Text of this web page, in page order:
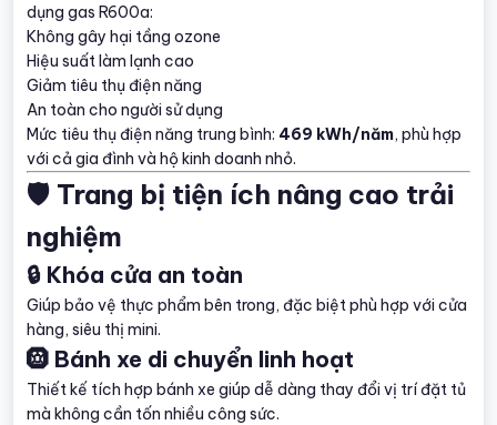
dụng gas R600a:
Không gây hại tầng ozone
Hiệu suất làm lạnh cao
Giảm tiêu thụ điện năng
An toàn cho người sử dụng
Mức tiêu thụ điện năng trung bình: 469 kWh/năm, phù hợp
với cả gia đình và hộ kinh doanh nhỏ.
🛡 Trang bị tiện ích nâng cao trải
nghiệm
🔒 Khóa cửa an toàn
Giúp bảo vệ thực phẩm bên trong, đặc biệt phù hợp với cửa
hàng, siêu thị mini.
🛞 Bánh xe di chuyển linh hoạt
Thiết kế tích hợp bánh xe giúp dễ dàng thay đổi vị trí đặt tủ
mà không cần tốn nhiều công sức.